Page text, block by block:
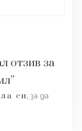
отзив за
си, за да